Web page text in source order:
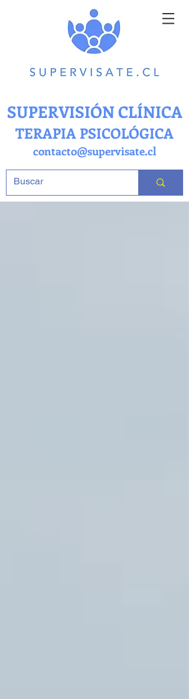
SUPERVISIÓN CLÍNICA
TERAPIA PSICOLÓGICA
contacto@supervisate.cl